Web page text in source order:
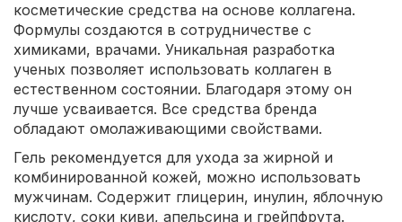
косметические средства на основе коллагена.
Формулы создаются в сотрудничестве с
химиками, врачами. Уникальная разработка
ученых позволяет использовать коллаген в
естественном состоянии. Благодаря этому он
лучше усваивается. Все средства бренда
обладают омолаживающими свойствами.
Гель рекомендуется для ухода за жирной и
комбинированной кожей, можно использовать
мужчинам. Содержит глицерин, инулин, яблочную
кислоту, соки киви, апельсина и грейпфрута.